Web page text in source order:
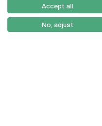
Accept all
No, adjust